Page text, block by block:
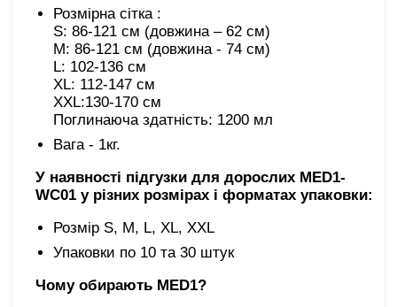
Розмірна сітка :
S: 86-121 см (довжина – 62 см)
M: 86-121 см (довжина - 74 см)
L: 102-136 см
XL: 112-147 см
XХL:130-170 см
Поглинаюча здатність: 1200 мл
Вага - 1кг.
У наявності підгузки для дорослих MED1-
WC01 у різних розмірах і форматах упаковки:
Розмір S, M, L, XL, XХL
Упаковки по 10 та 30 штук
Чому обирають MED1?